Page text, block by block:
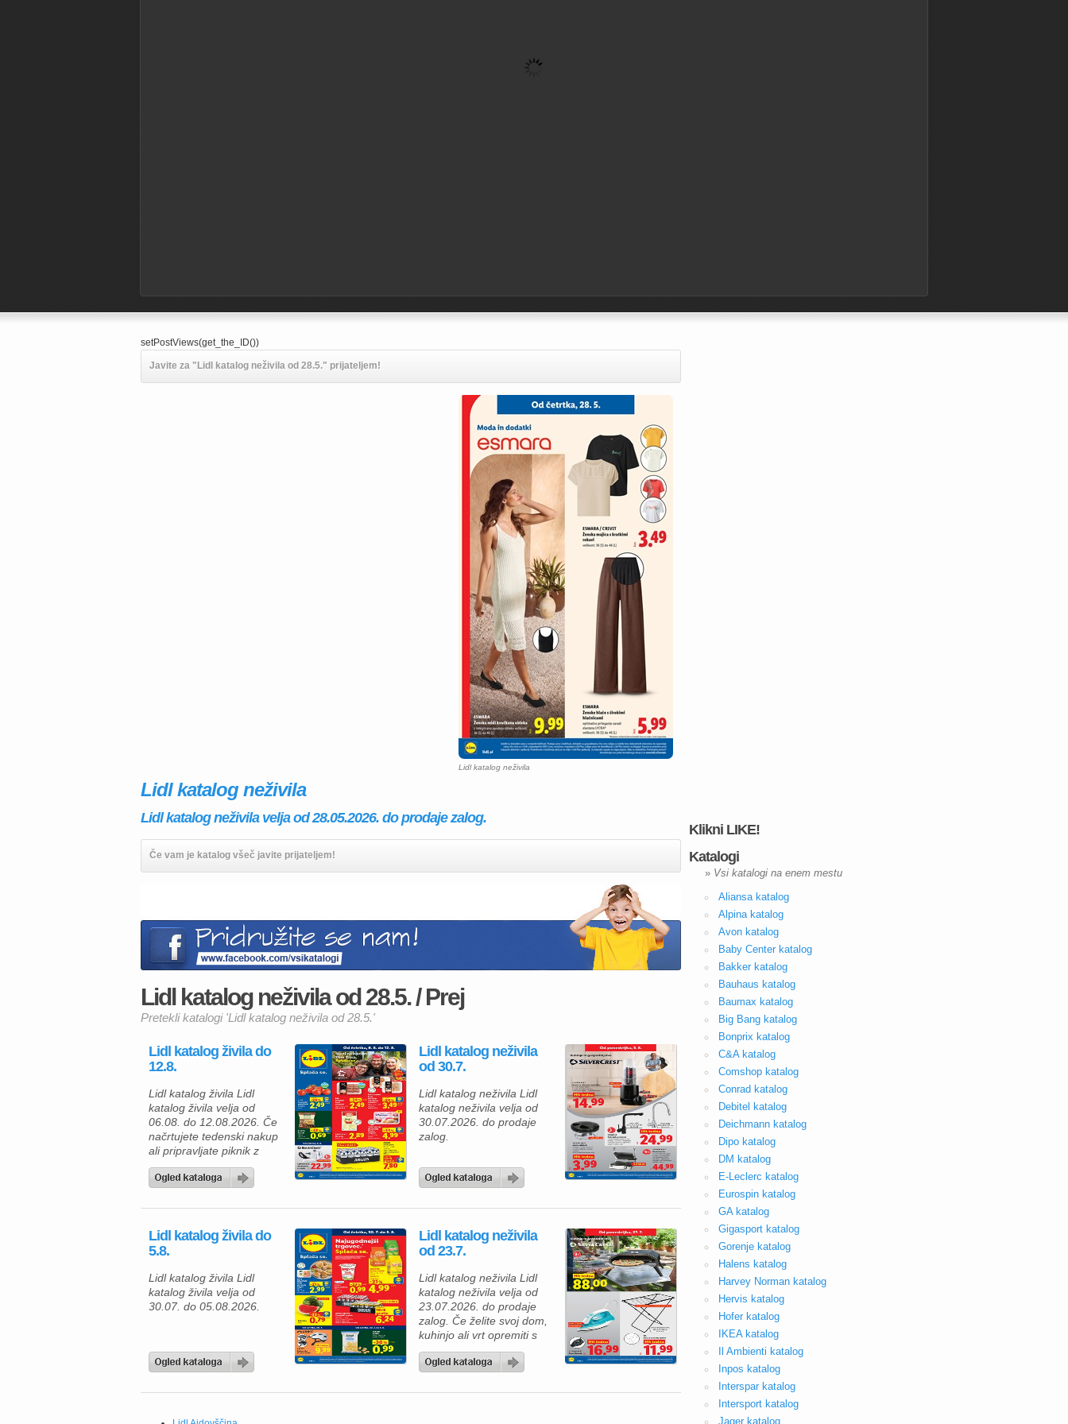
setPostViews(get_the_ID())
Javite za "Lidl katalog neživila od 28.5." prijateljem!
Lidl katalog neživila
Lidl katalog neživila
Lidl katalog neživila velja od 28.05.2026. do prodaje zalog.
Če vam je katalog všeč javite prijateljem!
Lidl katalog neživila od 28.5. / Prej
Pretekli katalogi 'Lidl katalog neživila od 28.5.'
Lidl katalog živila do
12.8.
Lidl katalog živila Lidl
katalog živila velja od
06.08. do 12.08.2026. Če
načrtujete tedenski nakup
ali pripravljate piknik z
družino in prijatelji, vas v
aktualni ponudbi Lidla
izdelkov po ugodnih
akcije in ugodnosti Lidl
Plus ter napolnite svojo
živili in praktičnimi izdelki
za dom. Za svežo […]
Lidl katalog neživila
od 30.7.
Lidl katalog neživila Lidl
katalog neživila velja od
30.07.2026. do prodaje
zalog.
Lidl katalog živila do
5.8.
Lidl katalog živila Lidl
katalog živila velja od
30.07. do 05.08.2026.
Lidl katalog neživila
od 23.7.
Lidl katalog neživila Lidl
katalog neživila velja od
23.07.2026. do prodaje
zalog. Če želite svoj dom,
kuhinjo ali vrt opremiti s
praktičnimi in kakovostnimi
izdelki, je aktualna
odlična priložnost za
Klikni LIKE!
Katalogi
» Vsi katalogi na enem mestu
Aliansa katalog
Alpina katalog
Avon katalog
Baby Center katalog
Bakker katalog
Bauhaus katalog
Baumax katalog
Big Bang katalog
Bonprix katalog
C&A katalog
Comshop katalog
Conrad katalog
Debitel katalog
Deichmann katalog
Dipo katalog
DM katalog
E-Leclerc katalog
Eurospin katalog
GA katalog
Gigasport katalog
Gorenje katalog
Halens katalog
Harvey Norman katalog
Hervis katalog
Hofer katalog
IKEA katalog
Il Ambienti katalog
Inpos katalog
Interspar katalog
Intersport katalog
Jager katalog